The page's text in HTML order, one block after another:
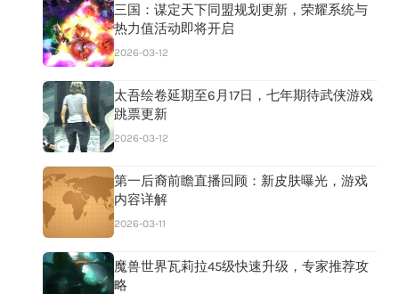
三国：谋定天下同盟规划更新，荣耀系统与
热力值活动即将开启
2026-03-12
太吾绘卷延期至6月17日，七年期待武侠游戏
跳票更新
2026-03-12
第一后裔前瞻直播回顾：新皮肤曝光，游戏
内容详解
2026-03-11
魔兽世界瓦莉拉45级快速升级，专家推荐攻
略